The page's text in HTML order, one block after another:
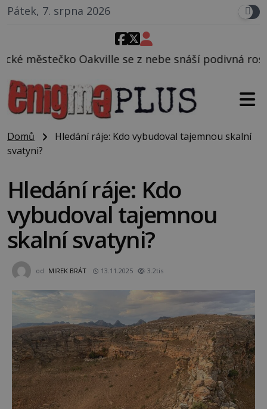
Pátek, 7. srpna 2026
se z nebe snáší podivná rosolovitá látka
Domů
Hledání ráje: Kdo vybudoval tajemnou skalní
svatyni?
Hledání ráje: Kdo
vybudoval tajemnou
skalní svatyni?
od MIREK BRÁT 13.11.2025 3.2tis